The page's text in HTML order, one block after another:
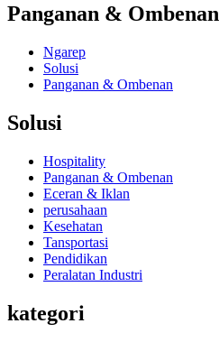
Panganan & Ombenan
Ngarep
Solusi
Panganan & Ombenan
Solusi
Hospitality
Panganan & Ombenan
Eceran & Iklan
perusahaan
Kesehatan
Tansportasi
Pendidikan
Peralatan Industri
kategori